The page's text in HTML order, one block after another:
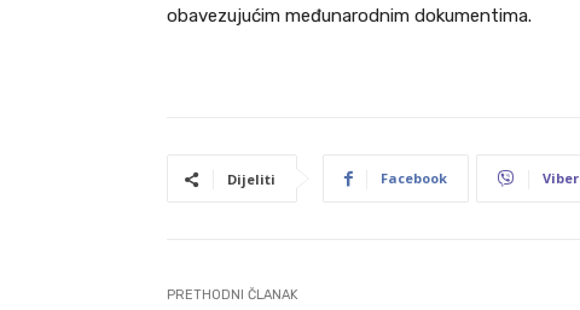
obavezujućim međunarodnim dokumentima.
Dijeliti Facebook Viber
PRETHODNI ČLANAK